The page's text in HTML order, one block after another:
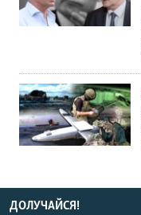
ДОЛУЧАЙСЯ!